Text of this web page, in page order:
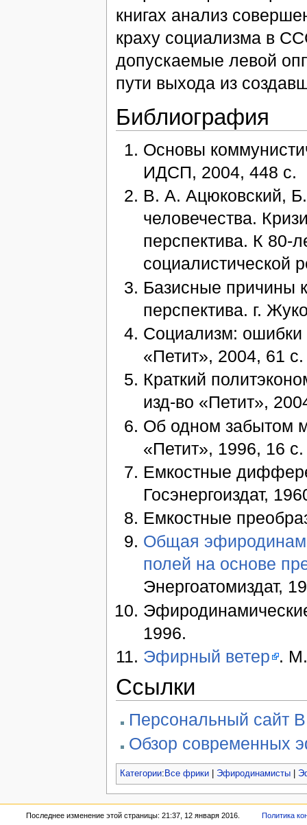
книгах анализ
краху социализма в
допускаемые левой
пути выхода из
Библиография
Основы
ИДСП, 2004, 448 с.
В. А. Ацюковский,
человечества.
перспектива. К 80-
социалистической
Базисные причины
перспектива. г.
Социализм: ошибки
«Петит», 2004, 61 с.
Краткий
изд-во «Петит»,
Об одном забытом
«Петит», 1996, 16 с.
Емкостные
Госэнергоиздат,
Емкостные
Общая
полей на основе
Энергоатомиздат,
1996.
Эфирный ветер .
Ссылки
Персональный сайт
Обзор современных
Категории: Все фрики| Эфиродинамисты|
Последнее изменение этой страницы: 21:37, 12 января 2016. Политика